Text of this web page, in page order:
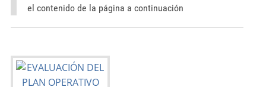
el contenido de la página a continuación